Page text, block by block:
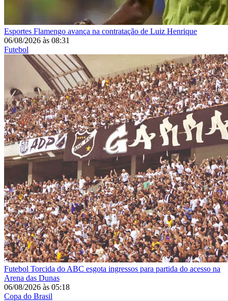
Esportes Flamengo avança na contratação de Luiz Henrique
06/08/2026 às 08:31
Futebol
Futebol Torcida do ABC esgota ingressos para partida do acesso na
Arena das Dunas
06/08/2026 às 05:18
Copa do Brasil